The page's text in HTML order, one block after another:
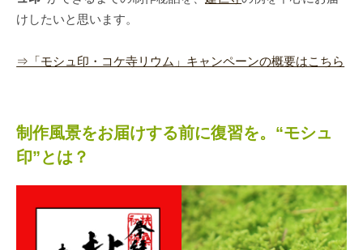
けしたいと思います。
⇒「モシュ印・コケ寺リウム」キャンペーンの概要はこちら
制作風景をお届けする前に復習を。“モシュ
印”とは？